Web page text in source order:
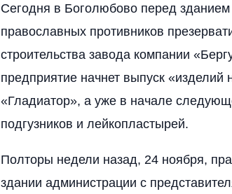
Сегодня в Боголюбово перед
православных противников
строительства завода компании
предприятие начнет выпуск
«Гладиатор», а уже в начале
подгузников и лейкопластырей.
Полторы недели назад, 24 ноября,
здании администрации с